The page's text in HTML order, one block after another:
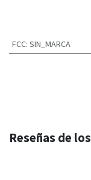
FCC: SIN_MARCA
Reseñas de